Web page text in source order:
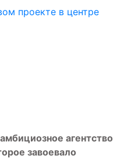
проекте в центре
агентство
завоевало